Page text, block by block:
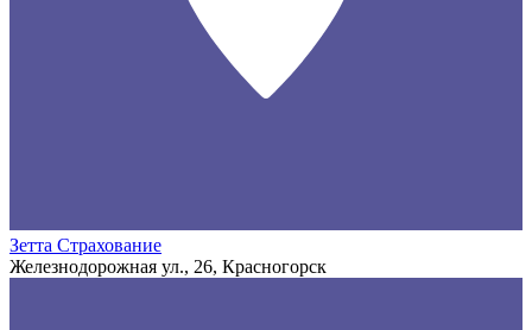
Зетта Страхование
Железнодорожная ул., 26, Красногорск